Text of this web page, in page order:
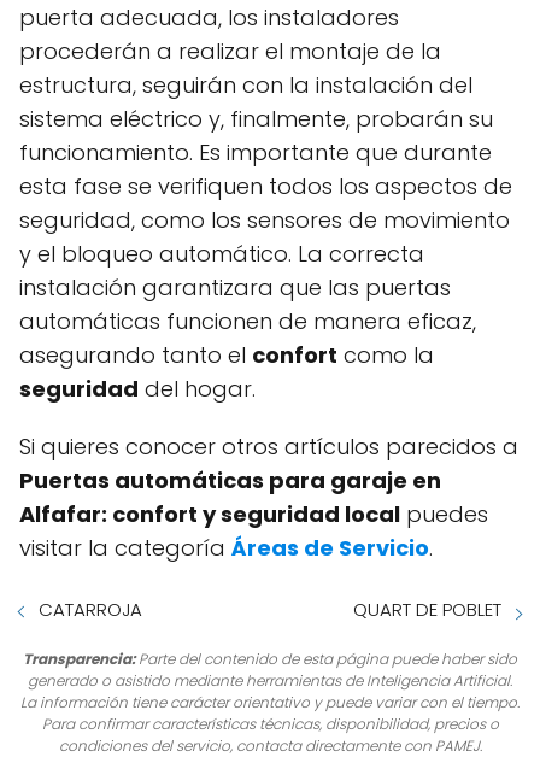
puerta adecuada, los instaladores
procederán a realizar el montaje de la
estructura, seguirán con la instalación del
sistema eléctrico y, finalmente, probarán su
funcionamiento. Es importante que durante
esta fase se verifiquen todos los aspectos de
seguridad, como los sensores de movimiento
y el bloqueo automático. La correcta
instalación garantizara que las puertas
automáticas funcionen de manera eficaz,
asegurando tanto el confort como la
seguridad del hogar.
Si quieres conocer otros artículos parecidos a
Puertas automáticas para garaje en
Alfafar: confort y seguridad local puedes
visitar la categoría Áreas de Servicio.
CATARROJA QUART DE POBLET
Transparencia:Parte del contenido de esta página puede haber sido
generado o asistido mediante herramientas de Inteligencia Artificial.
La información tiene carácter orientativo y puede variar con el tiempo.
Para confirmar características técnicas, disponibilidad, precios o
condiciones del servicio, contacta directamente con PAMEJ.